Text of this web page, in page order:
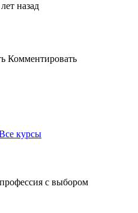
назад
Комментировать
курсы
с выбором